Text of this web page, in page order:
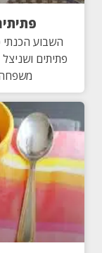
השבוע
פתיתים